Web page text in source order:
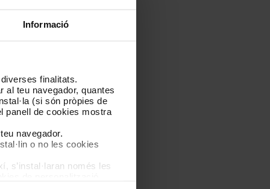
Informació
finalitats.
al teu navegador, quantes
(si són pròpies de
panell de cookies mostra
navegador.
o no les cookies
s’instal·laran només les